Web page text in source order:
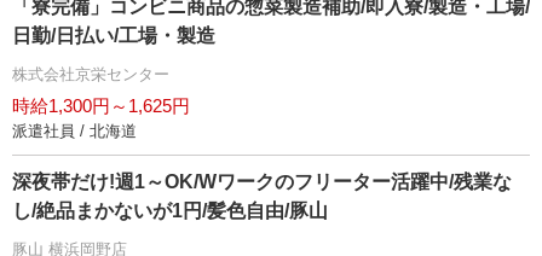
「寮完備」コンビニ商品の惣菜製造補助/即入寮/製造・工場/
日勤/日払い/工場・製造
株式会社京栄センター
時給1,300円～1,625円
派遣社員 / 北海道
深夜帯だけ!週1～OK/Wワークのフリーター活躍中/残業な
し/絶品まかないが1円/髪色自由/豚山
豚山 横浜岡野店